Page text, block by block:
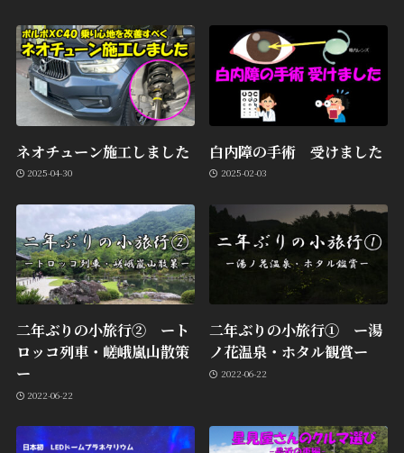
ネオチューン施工しました
2025-04-30
白内障の手術 受けました
2025-02-03
二年ぶりの小旅行② ート
ロッコ列車・嵯峨嵐山散策
ー
2022-06-22
二年ぶりの小旅行① ー湯
ノ花温泉・ホタル観賞ー
2022-06-22